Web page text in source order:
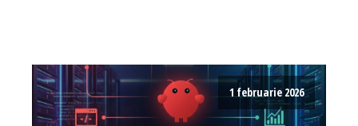
1 februarie 2026